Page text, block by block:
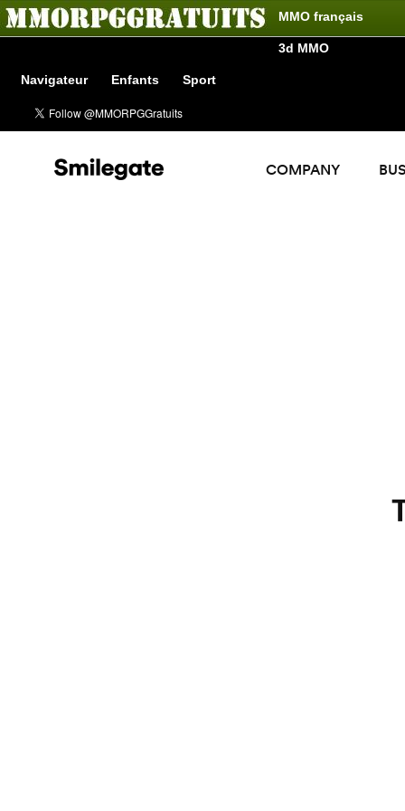
MMO français
3d MMO
Navigateur Enfants Sport